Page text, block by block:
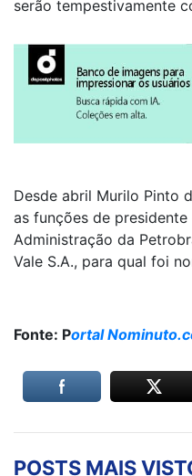
serão tempestivamente
Desde abril Murilo Pinto
as funções de
Administração da
Vale S.A., para qual foi
Fonte: Portal
POSTS MAIS